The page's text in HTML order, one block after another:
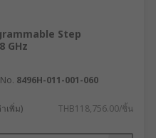
Step
GHz
8496H-011-001-060
เพิ่ม) THB118,756.00/ชิ้น